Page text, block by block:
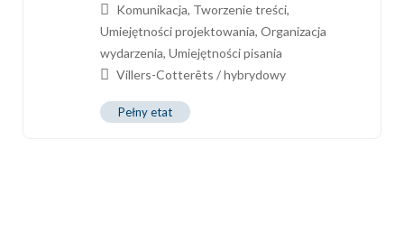
Komunikacja, Tworzenie treści,
Umiejętności projektowania, Organizacja
wydarzenia, Umiejętności pisania
Villers-Cotterêts / hybrydowy
Pełny etat